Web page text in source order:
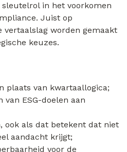
in het voorkomen
Juist op
vertaalslag worden gemaakt
keuzes.
plaats van kwartaallogica;
ESG-doelen aan
ook als dat betekent dat niet
aandacht krijgt;
voor de